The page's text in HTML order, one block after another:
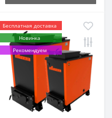
Бесплатная доставка
Новинка
Рекомендуем